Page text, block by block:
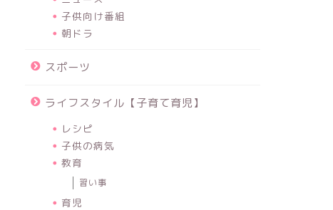
子供向け番組
朝ドラ
スポーツ
ライフスタイル【子育て育児】
レシピ
子供の病気
教育
習い事
育児